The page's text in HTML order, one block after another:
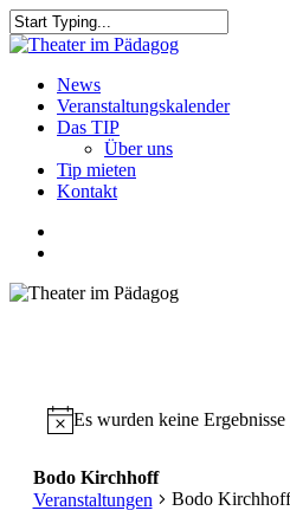
Skip
to
content
Close
search
Menu
News
Veranstaltungskalender
Das TIP
Über uns
Tip mieten
Kontakt
Es wurden keine Ergebnisse
Bodo Kirchhoff
Veranstaltungen
Bodo Kirchhoff